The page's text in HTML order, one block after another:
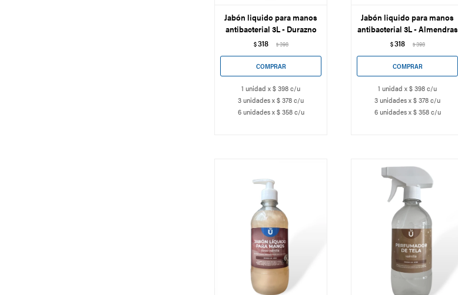
Jabón liquido para manos
antibacterial 3L - Durazno
$318 $398
1 unidad x $ 398 c/u
3 unidades x $ 378 c/u
6 unidades x $ 358 c/u
Jabón liquido para manos
antibacterial 3L - Almendras
$318 $398
1 unidad x $ 398 c/u
3 unidades x $ 378 c/u
6 unidades x $ 358 c/u